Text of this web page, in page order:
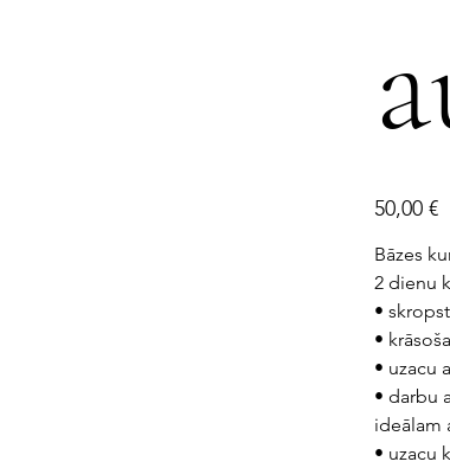
Цена
50,00 €
Bāzes
2 dienu
•
•
• uzacu
• darbu
ideālam
• uzacu